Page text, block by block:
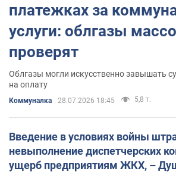
платежках за
услуги: облгазы
проверят
Облгазы могли искусственно завышать
на оплату
Коммуналка 28.07.2026 18:45 5,8 т.
Введение в условиях войны
невыполнение диспетчерских
ущерб предприятиям ЖКХ, –